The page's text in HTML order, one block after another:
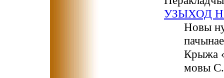
УЗЫХОД
Новы
Крыжа
мовы С.